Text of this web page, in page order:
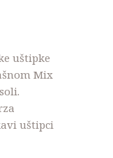
uštipke
Mix
uštipci